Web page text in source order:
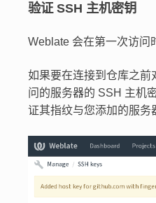
验证 SSH 主机密钥
Weblate 会在第一次访问
如果要在连接到仓库之前
问的服务器的 SSH 主机
证其指纹与您添加的服务